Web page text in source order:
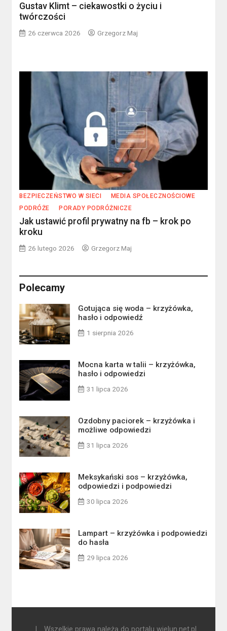
Gustav Klimt – ciekawostki o życiu i
twórczości
26 czerwca 2026 Grzegorz Maj
BEZPIECZEŃSTWO W SIECI
MEDIA SPOŁECZNOŚCIOWE
PODRÓŻE
PORADY PODRÓŻNICZE
Jak ustawić profil prywatny na fb – krok po
kroku
26 lutego 2026 Grzegorz Maj
Polecamy
Gotująca się woda – krzyżówka,
hasło i odpowiedź
1 sierpnia 2026
Mocna karta w talii – krzyżówka,
hasło i odpowiedzi
31 lipca 2026
Ozdobny paciorek – krzyżówka i
możliwe odpowiedzi
31 lipca 2026
Meksykański sos – krzyżówka,
odpowiedzi i podpowiedzi
30 lipca 2026
Lampart – krzyżówka i podpowiedzi
do hasła
29 lipca 2026
Wszelkie prawa należą do portalu wielun.net.pl